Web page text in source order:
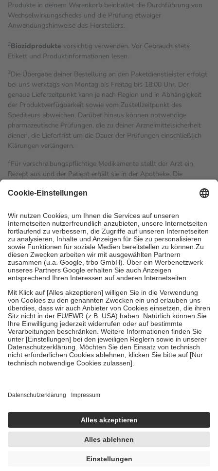
Produkte in deinem Warenkorb beinhaltet die Durchführung von
Wechselwirkungschecks und die Prüfung etwaiger
Anwendungshinweise des Herstellers.
2Biozidprodukte vorsichtig verwenden. Vor Gebrauch stets
Etikett und Produktinformationen lesen.
3Die Übergabe deiner Bestellung an den Paketdienstleister erfolgt
bei uns werktags von Montag bis Freitag bis 18:00 Uhr. Der
genaue Lieferzeitpunkt kann je nach Region und in Abhängigkeit
der Produktverfügbarkeit sowie vom Zustellzeitpunkt des
Spediteurs abweichen. Darüber hinaus können notwendige
pharmazeutische Prüfungen, die zu deiner Arzneimittelsicherheit
dienen, die Lieferfrist um die Dauer der Prüfungen einschließlich
Klärungen verlängern.
4Für verschreibungspflichtige Medikamente stellt der Arzt ein
Rezept aus und der Patient erhält sie in der Apotheke. Die
Kosten dafür, der Versicherte trägt einen Teil davon als Zuzahlung
Grundsätzlich leisten Mitglieder Zuzahlungen in Höhe von zehn
Prozent des Abgabepreises,mindestensjedochfünf Euround
höchstens zehn Euro.Es sind jedoch nie mehr als die
tatsächlichen Kosten der Leistung zu entrichten.
Diese Regeln gelten grundsätzlich auch für Online-Apotheken.
Bei Heilmitteln und häuslicher Krankenpflege beträgt die
Zuzahlung zehn Prozent der Kosten sowie zehn Euro je
Um das Engagement der Versicherten für ihre eigene Gesundheit
zu stärken und die besondere Stellung der Familie zu unterstützen,
fallenkeine Zuzahlungenan bei:
• Kindern und Jugendlichen bis zum vollendeten 18. Lebensjahr
mit Ausnahme der Fahrkosten
• Untersuchungen zur Vorsorge und Früherkennung, die von der
GKV getragen werden
• empfohlenen Schutzimpfungen
Wir nutzen Trusted Shops als unabhängigen Dienstleister für die
getroffen, um sicherzustellen, dass es sich um echte Bewertungen
handelt. Mehr Informationen findest du hier:
https://help.etrusted.com/hc/de/articles/4419944605341
Einige Bilder und Inhalte wurden unter Zuhilfenahme künstlicher